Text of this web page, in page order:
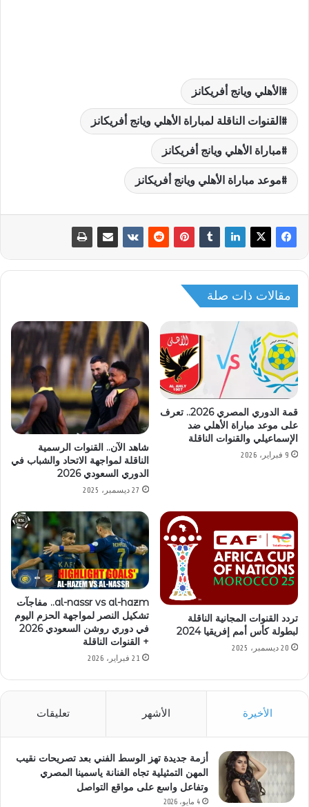
الأهلي ويانج أفريكانز
القنوات الناقلة لمباراة الأهلي ويانج أفريكانز
مباراة الأهلي ويانج أفريكانز
موعد مباراة الأهلي ويانج أفريكانز
مقالات ذات صلة
قمة الدوري المصري 2026.. تعرف
على موعد مباراة الأهلي ضد
الإسماعيلي والقنوات الناقلة
9 فبراير، 2026
شاهد الآن.. القنوات الرسمية
الناقلة لمواجهة الاتحاد والشباب في
الدوري السعودي 2026
27 ديسمبر، 2025
تردد القنوات المجانية الناقلة
لبطولة كأس أمم إفريقيا 2024
20 ديسمبر، 2025
al-nassr vs al-hazm.. مفاجآت
تشكيل النصر لمواجهة الحزم اليوم
في دوري روشن السعودي 2026
+ القنوات الناقلة
21 فبراير، 2026
الأخيرة الأشهر تعليقات
أزمة جديدة تهز الوسط الفني بعد تصريحات نقيب
المهن التمثيلية تجاه الفنانة ياسمينا المصري
وتفاعل واسع على مواقع التواصل
4 مايو، 2026